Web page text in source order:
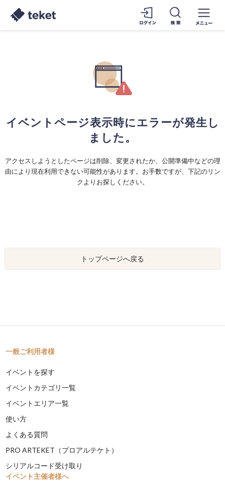
イベントページ表示時にエラーが発生し
ました。
アクセスしようとしたページは削除、変更されたか、公開準備中などの理
由により現在利用できない可能性があります。お手数ですが、下記のリン
クよりお探しください。
トップページへ戻る
一般ご利用者様
イベントを探す
イベントカテゴリ一覧
イベントエリア一覧
使い方
よくある質問
PRO ARTEKET（プロアルテケト）
シリアルコード受け取り
イベント主催者様へ